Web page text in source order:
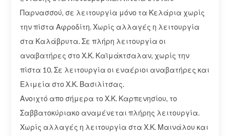
Παρνασσού, σε λειτουργία μόνο τα Κελάρια χωρίς
την πίστα Αφροδίτη. Χωρίς αλλαγές η λειτουργία
στα Καλάβρυτα. Σε πλήρη λειτουργία οι
αναβατήρες στο Χ.Κ. Καϊμάκτσαλαν, χωρίς την
πίστα 10. Σε λειτουργία οι εναέριοι αναβατήρες και
Ελιμεία στο Χ.Κ. Βασιλίτσας.
Ανοιχτό απο σήμερα το Χ.Κ. Καρπενησίου, το
Σαββατοκύριακο αναμένεται πλήρης λειτουργία.
Χωρίς αλλαγές η λειτουργία στα Χ.Κ. Μαινάλου και